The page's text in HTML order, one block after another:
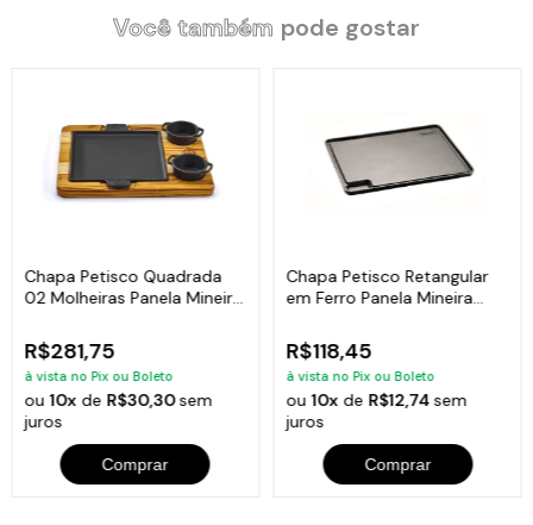
Você também pode gostar
Chapa Petisco Quadrada
02 Molheiras Panela Mineira
R$281,75
à vista no Pix ou Boleto
ou10x de R$30,30sem
juros
Comprar
Chapa Petisco Retangular
em Ferro Panela Mineira
R$118,45
à vista no Pix ou Boleto
ou10x de R$12,74sem
juros
Comprar